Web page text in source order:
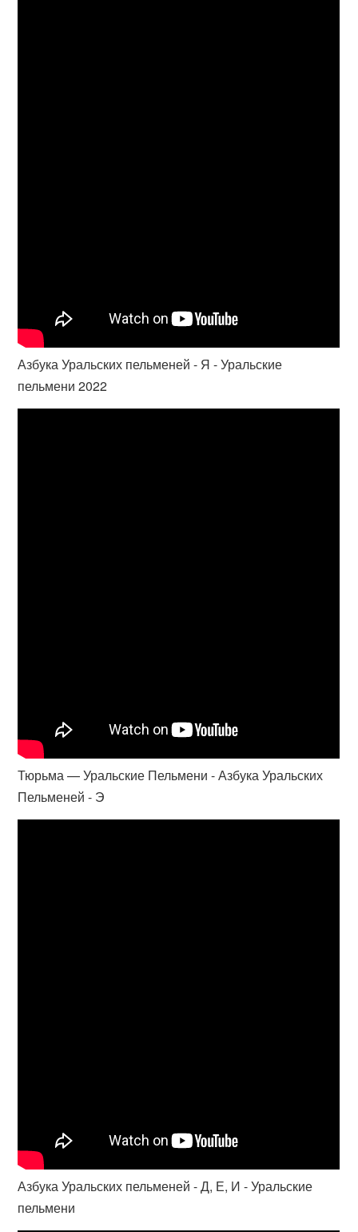
Азбука Уральских пельменей - Я - Уральские
пельмени 2022
Тюрьма — Уральские Пельмени - Азбука Уральских
Пельменей - Э
Азбука Уральских пельменей - Д, Е, И - Уральские
пельмени